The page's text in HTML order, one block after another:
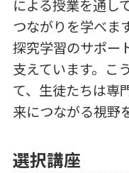
による授業を通し
つながりを学べま
探究学習のサポー
支えています。こ
て、生徒たちは専
来につながる視野
選択講座